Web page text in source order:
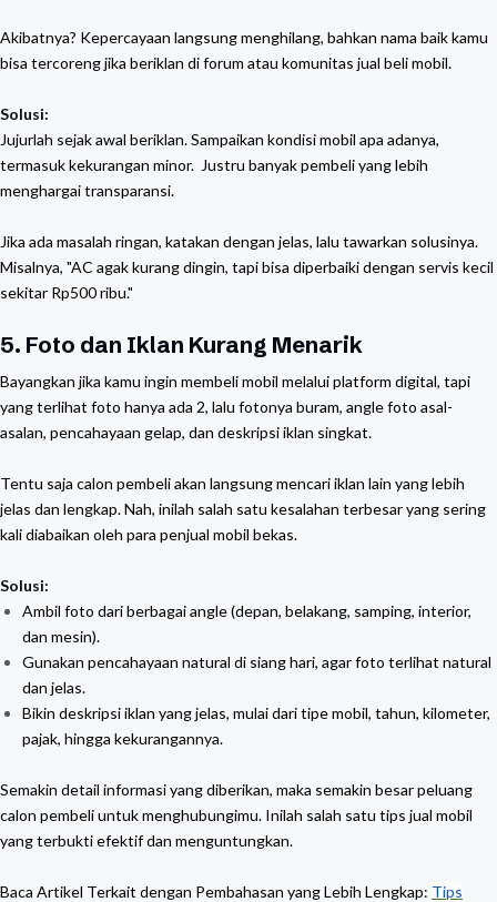
Akibatnya? Kepercayaan langsung menghilang, bahkan nama baik kamu
bisa tercoreng jika beriklan di forum atau komunitas jual beli mobil.
Solusi:
Jujurlah sejak awal beriklan. Sampaikan kondisi mobil apa adanya,
termasuk kekurangan minor. Justru banyak pembeli yang lebih
menghargai transparansi.
Jika ada masalah ringan, katakan dengan jelas, lalu tawarkan solusinya.
Misalnya, "AC agak kurang dingin, tapi bisa diperbaiki dengan servis kecil
sekitar Rp500 ribu."
5. Foto dan Iklan Kurang Menarik
Bayangkan jika kamu ingin membeli mobil melalui platform digital, tapi
yang terlihat foto hanya ada 2, lalu fotonya buram, angle foto asal-
asalan, pencahayaan gelap, dan deskripsi iklan singkat.
Tentu saja calon pembeli akan langsung mencari iklan lain yang lebih
jelas dan lengkap. Nah, inilah salah satu kesalahan terbesar yang sering
kali diabaikan oleh para penjual mobil bekas.
Solusi:
Ambil foto dari berbagai angle (depan, belakang, samping, interior,
dan mesin).
Gunakan pencahayaan natural di siang hari, agar foto terlihat natural
dan jelas.
Bikin deskripsi iklan yang jelas, mulai dari tipe mobil, tahun, kilometer,
pajak, hingga kekurangannya.
Semakin detail informasi yang diberikan, maka semakin besar peluang
calon pembeli untuk menghubungimu. Inilah salah satu tips jual mobil
yang terbukti efektif dan menguntungkan.
Baca Artikel Terkait dengan Pembahasan yang Lebih Lengkap: Tips